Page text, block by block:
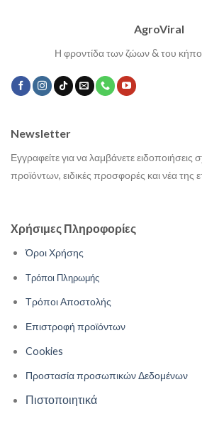
AgroViral
Η φροντίδα των ζώων & του
Χρήσιμες Πληροφορίες
Όροι Χρήσης
Τρόποι Πληρωμής
Τρόποι Αποστολής
Επιστροφή προϊόντων
Cookies
Προστασία προσωπικών Δεδομένων
Πιστοποιητικά
Newsletter
Εγγραφείτε για να λαμβάνετε ειδοποιήσεις
προϊόντων, ειδικές προσφορές και νέα της